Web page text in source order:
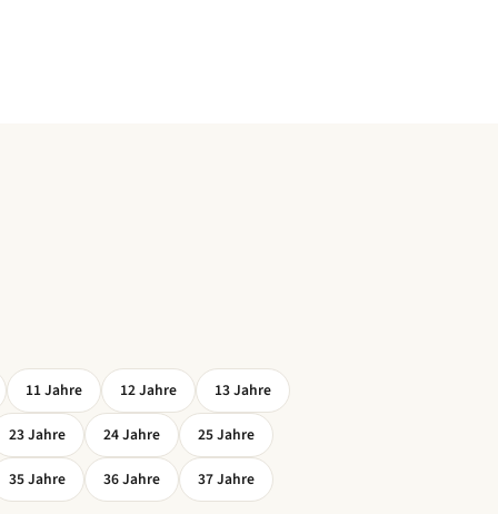
11Jahre 12Jahre 13Jahre
23Jahre 24Jahre 25Jahre
35Jahre 36Jahre 37Jahre